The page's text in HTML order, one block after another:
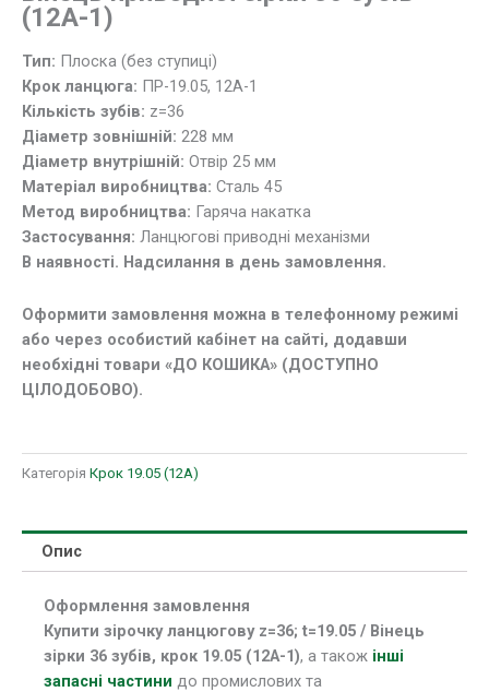
36;
/
Вінець
зірки
36
зубів,
крок
19.05
(12А-1)
кількість
(12А-1)
Тип: Плоска (без ступиці)
Крок ланцюга: ПР-19.05, 12А-1
Кількість зубів: z=36
Діаметр зовнішній: 228 мм
Діаметр внутрішній: Отвір 25 мм
Матеріал виробництва: Cталь 45
Метод виробництва: Гаряча накатка
Застосування: Ланцюгові приводні механізми
В наявності. Надсилання в день замовлення.
Оформити замовлення можна в телефонному режимі
або через особистий кабінет на сайті, додавши
необхідні товари «ДО КОШИКА» (ДОСТУПНО
ЦІЛОДОБОВО).
Категорія Крок 19.05 (12А)
Опис
Оформлення замовлення
Купити зірочку ланцюгову z=36; t=19.05 / Вінець
зірки 36 зубів, крок 19.05 (12А-1), а також інші
запасні частини до промислових та